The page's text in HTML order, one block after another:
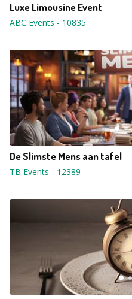
Luxe Limousine Event
ABC Events - 10835
De Slimste Mens aan tafel
TB Events - 12389